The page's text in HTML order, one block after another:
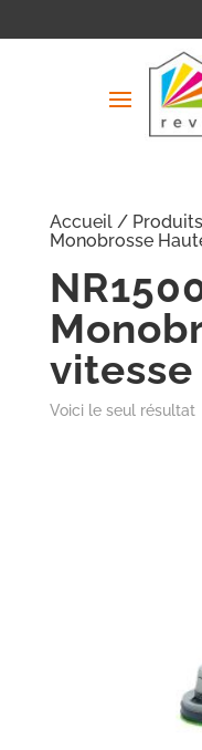
Accueil/ Produits
Monobrosse
vitesse
Voici le seul résultat